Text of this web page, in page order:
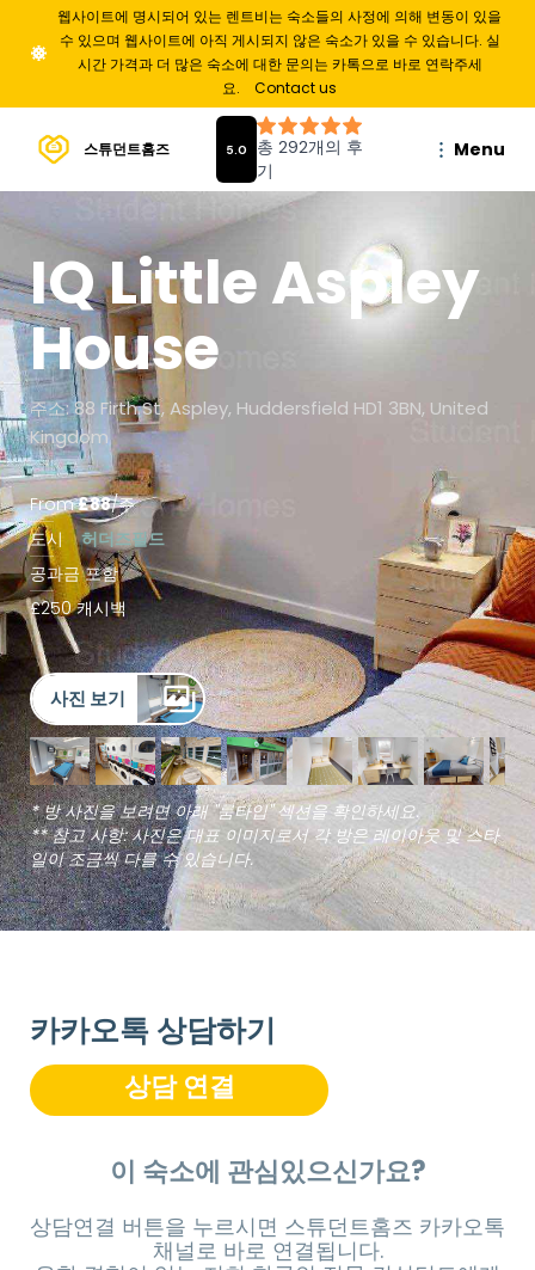
웹사이트에 명시되어 있는 렌트비는 숙소들의 사정에 의해 변동이 있을
수 있으며 웹사이트에 아직 게시되지 않은 숙소가 있을 수 있습니다. 실
시간 가격과 더 많은 숙소에 대한 문의는 카톡으로 바로 연락주세
요.
Contact us
스튜던트홈즈 Menu
IQ Little Aspley
House
주소: 88 Firth St, Aspley, Huddersfield HD1 3BN, United
Kingdom
From£88/주
도시
허더즈필드
공과금 포함
£250 캐시백
사진 보기
* 방 사진을 보려면 아래 "룸타입" 섹션을 확인하세요.
** 참고 사항: 사진은 대표 이미지로서 각 방은 레이아웃 및 스타
일이 조금씩 다를 수 있습니다.
카카오톡 상담하기
상담 연결
이 숙소에 관심있으신가요?
상담연결 버튼을 누르시면 스튜던트홈즈 카카오톡
채널로 바로 연결됩니다.